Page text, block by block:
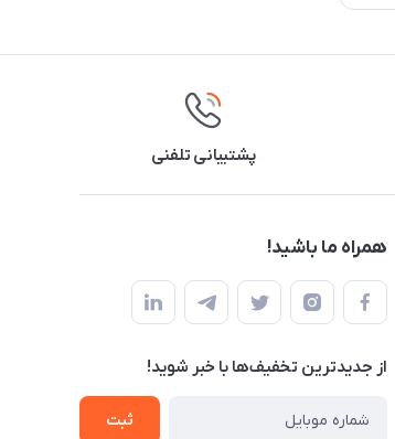
پشتیبانی تلفنی
همراه ما باشید!
از جدید‌ترین تخفیف‌ها با‌ خبر شوید!
ثبت